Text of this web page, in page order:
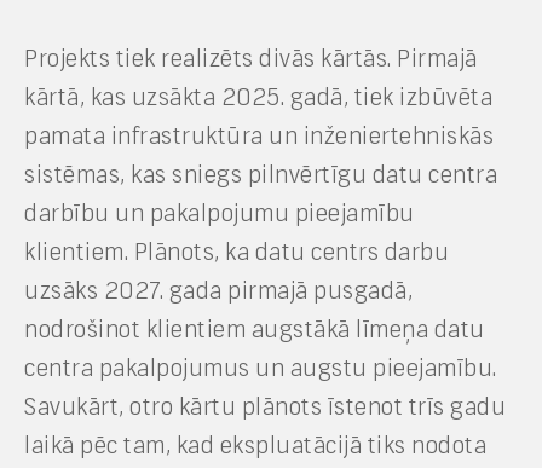
Projekts tiek realizēts divās kārtās. Pirmajā
kārtā, kas uzsākta 2025. gadā, tiek izbūvēta
pamata infrastruktūra un inženiertehniskās
sistēmas, kas sniegs pilnvērtīgu datu centra
darbību un pakalpojumu pieejamību
klientiem. Plānots, ka datu centrs darbu
uzsāks 2027. gada pirmajā pusgadā,
nodrošinot klientiem augstākā līmeņa datu
centra pakalpojumus un augstu pieejamību.
Savukārt, otro kārtu plānots īstenot trīs gadu
laikā pēc tam, kad ekspluatācijā tiks nodota